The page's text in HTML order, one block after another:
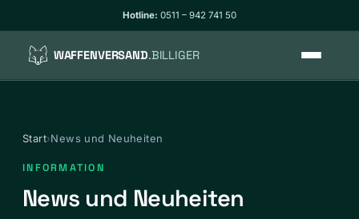
Hotline: 0511 – 942 741 50
WAFFENVERSAND.BILLIGER
Tarife
WaffG-konform
Start›News und Neuheiten
INFORMATION
News und Neuheiten